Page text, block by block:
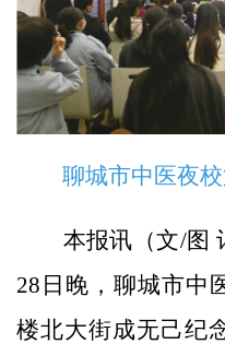
聊城市中医夜校
本报讯（文/图
28日晚，聊城市中
楼北大街成无己纪